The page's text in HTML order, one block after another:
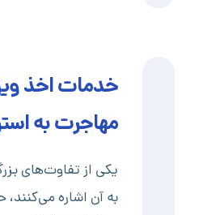
خدمات اخذ
مهاجرت به
یکی از تفاوت‌های
به آن اشاره